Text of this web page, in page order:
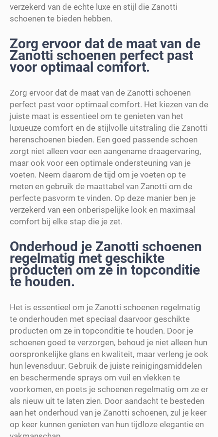
verzekerd van de echte luxe en stijl die Zanotti
schoenen te bieden hebben.
Zorg ervoor dat de maat van de
Zanotti schoenen perfect past
voor optimaal comfort.
Zorg ervoor dat de maat van de Zanotti schoenen
perfect past voor optimaal comfort. Het kiezen van de
juiste maat is essentieel om te genieten van het
luxueuze comfort en de stijlvolle uitstraling die Zanotti
herenschoenen bieden. Een goed passende schoen
zorgt niet alleen voor een aangename draagervaring,
maar ook voor een optimale ondersteuning van je
voeten. Neem daarom de tijd om je voeten op te
meten en gebruik de maattabel van Zanotti om de
perfecte pasvorm te vinden. Op deze manier ben je
verzekerd van een onberispelijke look en maximaal
comfort bij elke stap die je zet.
Onderhoud je Zanotti schoenen
regelmatig met geschikte
producten om ze in topconditie
te houden.
Het is essentieel om je Zanotti schoenen regelmatig
te onderhouden met speciaal daarvoor geschikte
producten om ze in topconditie te houden. Door je
schoenen goed te verzorgen, behoud je niet alleen hun
oorspronkelijke glans en kwaliteit, maar verleng je ook
hun levensduur. Gebruik de juiste reinigingsmiddelen
en beschermende sprays om vuil en vlekken te
voorkomen, en poets je schoenen regelmatig om ze er
als nieuw uit te laten zien. Door aandacht te besteden
aan het onderhoud van je Zanotti schoenen, zul je keer
op keer kunnen genieten van hun tijdloze elegantie en